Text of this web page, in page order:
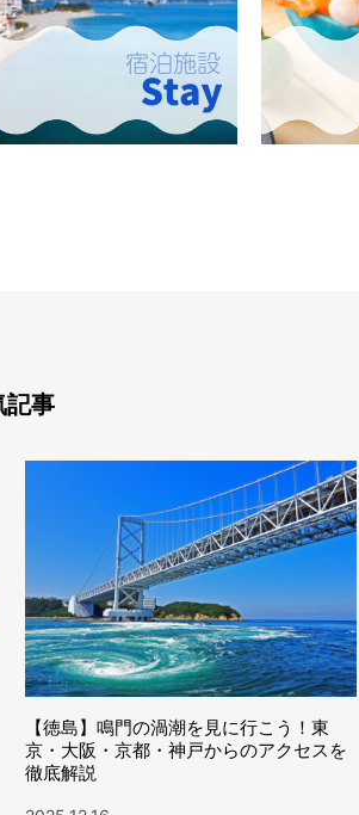
記事
【徳島】鳴門の渦潮を見に行こう！東
京・大阪・京都・神戸からのアクセスを
徹底解説